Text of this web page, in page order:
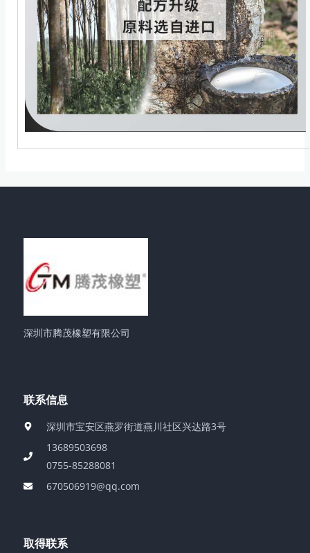
深圳市腾茂橡塑有限公司
联系信息
深圳市宝安区燕罗街道燕川社区兴达路3号
13689503698
0755-85288081
670506919@qq.com
取得联系